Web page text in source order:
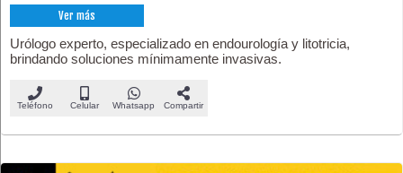
Ver más
Urólogo experto, especializado en endourología y litotricia,
brindando soluciones mínimamente invasivas.
Teléfono Celular Whatsapp Compartir